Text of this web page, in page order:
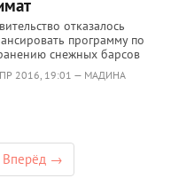
отказалось
программу по
снежных барсов
2016, 19:01 — МАДИНА
Вперёд →